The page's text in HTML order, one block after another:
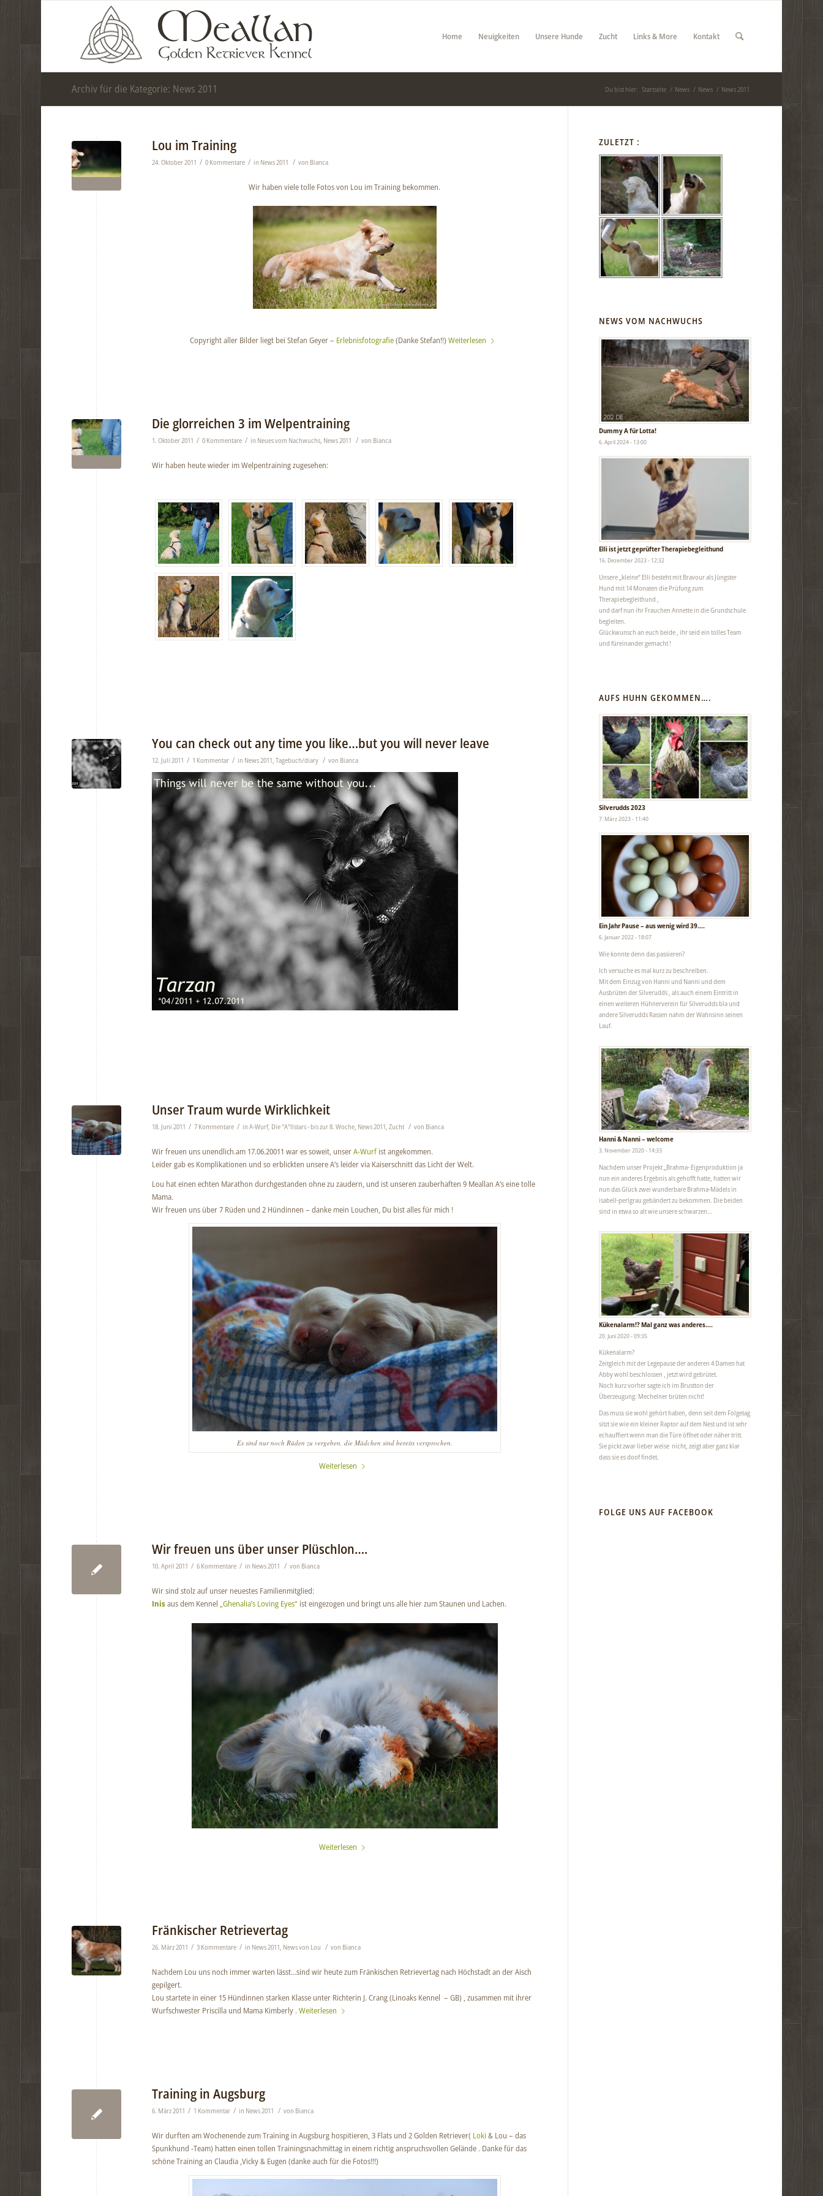
Home Neuigkeiten Unsere Hunde Zucht Links & More Kontakt
Archiv für die Kategorie: News 2011 Du bist hier: Startseite / News / News / News 2011
Lou im Training
24. Oktober 2011 / 0 Kommentare / in News 2011 / von Bianca
Wir haben viele tolle Fotos von Lou im Training bekommen.
Copyright aller Bilder liegt bei Stefan Geyer – Erlebnisfotografie(Danke Stefan!!)Weiterlesen
Die glorreichen 3 im Welpentraining
1. Oktober 2011 / 0 Kommentare / in Neues vom Nachwuchs, News 2011 / von Bianca
Wir haben heute wieder im Welpentraining zugesehen:
You can check out any time you like…but you will never leave
12. Juli 2011 / 1 Kommentar / in News 2011,Tagebuch/diary / von Bianca
Unser Traum wurde Wirklichkeit
18. Juni 2011 / 7 Kommentare / inA-Wurf, Die "A"llstars - bis zur 8. Woche, News 2011,Zucht / von Bianca
Wir freuen uns unendlich.am 17.06.20011 war es soweit, unserA-Wurfist angekommen.
Leider gab es Komplikationen und so erblickten unsere A’s leider via Kaiserschnitt das Licht der Welt.
Lou hat einen echten Marathon durchgestanden ohne zu zaudern, und ist unseren zauberhaften 9 Meallan A’s eine tolle
Mama.
Wir freuen uns über 7 Rüden und 2 Hündinnen – danke mein Louchen, Du bist alles für mich !
Es sind nur noch Rüden zu vergeben, die Mädchen sind bereits versprochen.
Weiterlesen
Wir freuen uns über unser Plüschlon….
10. April 2011 / 6 Kommentare / in News 2011 / von Bianca
Wir sind stolz auf unser neuestes Familienmitglied:
Inisaus dem Kennel „Ghenalia’s Loving Eyes“ ist eingezogen und bringt uns alle hier zum Staunen und Lachen.
Weiterlesen
Fränkischer Retrievertag
26. März 2011 / 3 Kommentare / in News 2011, News von Lou / von Bianca
Nachdem Lou uns noch immer warten lässt…sind wir heute zum Fränkischen Retrievertag nach Höchstadt an der Aisch
gepilgert.
Lou startete in einer 15 Hündinnen starken Klasse unter Richterin J. Crang (Linoaks Kennel – GB) , zusammen mit ihrer
Wurfschwester Priscilla und Mama Kimberly .Weiterlesen
Training in Augsburg
6. März 2011 / 1 Kommentar / in News 2011 / von Bianca
Wir durften am Wochenende zum Training in Augsburg hospitieren, 3 Flats und 2 Golden Retriever( Loki & Lou – das
Spunkhund -Team) hatten einen tollen Trainingsnachmittag in einem richtig anspruchsvollen Gelände . Danke für das
schöne Training an Claudia ,Vicky & Eugen (danke auch für die Fotos!!!)
ZULETZT :
NEWS VOM NACHWUCHS
Dummy A für Lotta!
6. April 2024 - 13:00
Elli ist jetzt geprüfter Therapiebegleithund
16. Dezember 2023 - 12:32
Unsere „kleine“ Elli besteht mit Bravour als Jüngster
Hund mit 14 Monaten die Prüfung zum
Therapiebegleithund ,
und darf nun ihr Frauchen Annette in die Grundschule
begleiten.
Glückwunsch an euch beide , ihr seid ein tolles Team
und füreinander gemacht !
AUFS HUHN GEKOMMEN….
Silverudds 2023
7. März 2023 - 11:40
Ein Jahr Pause – aus wenig wird 39….
6. Januar 2022 - 18:07
Wie konnte denn das passieren?
Ich versuche es mal kurz zu beschreiben.
Mit dem Einzug von Hanni und Nanni und dem
Ausbrüten der Silverudds , als auch einem Eintritt in
einen weiteren Hühnerverein für Silverudds bla und
andere Silverudds Rassen nahm der Wahnsinn seinen
Lauf.
Hanni & Nanni – welcome
3. November 2020 - 14:33
Nachdem unser Projekt „Brahma- Eigenproduktion ja
nun ein anderes Ergebnis als gehofft hatte, hatten wir
nun das Glück zwei wunderbare Brahma-Mädels in
isabell-perlgrau gebändert zu bekommen. Die beiden
sind in etwa so alt wie unsere schwarzen…
Kükenalarm!? Mal ganz was anderes….
20. Juni 2020 - 09:35
Kükenalarm?
Zeitgleich mit der Legepause der anderen 4 Damen hat
Abby wohl beschlossen , jetzt wird gebrütet.
Noch kurz vorher sagte ich im Brustton der
Überzeugung: Mechelner brüten nicht!
Das muss sie wohl gehört haben, denn seit dem Folgetag
sitzt sie wie ein kleiner Raptor auf dem Nest und ist sehr
echauffiert wenn man die Türe öffnet oder näher tritt.
Sie pickt zwar lieber weise nicht, zeigt aber ganz klar
dass sie es doof findet.
FOLGE UNS AUF FACEBOOK